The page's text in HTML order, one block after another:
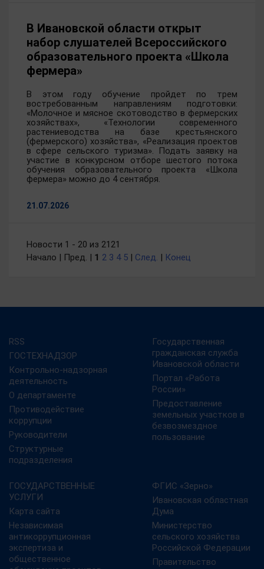
В Ивановской области открыт
набор слушателей Всероссийского
образовательного проекта «Школа
фермера»
В этом году обучение пройдет по трем
востребованным направлениям подготовки:
«Молочное и мясное скотоводство в фермерских
хозяйствах», «Технологии современного
растениеводства на базе крестьянского
(фермерского) хозяйства», «Реализация проектов
в сфере сельского туризма». Подать заявку на
участие в конкурсном отборе шестого потока
обучения образовательного проекта «Школа
фермера» можно до 4 сентября.
21.07.2026
Новости 1 - 20 из 2121
Начало | Пред. | 1 2 3 4 5 | След. | Конец
RSS
ГОСТЕХНАДЗОР
Контрольно-надзорная
деятельность
О департаменте
Противодействие
коррупции
Руководители
Структурные
подразделения
Государственная
гражданская служба
Ивановской области
Портал «Работа
России»
Предоставление
земельных участков в
безвозмездное
пользование
ГОСУДАРСТВЕННЫЕ
УСЛУГИ
Карта сайта
Независимая
антикоррупционная
экспертиза и
общественное
ФГИС «Зерно»
Ивановская областная
Дума
Министерство
сельского хозяйства
Российской Федерации
Правительство